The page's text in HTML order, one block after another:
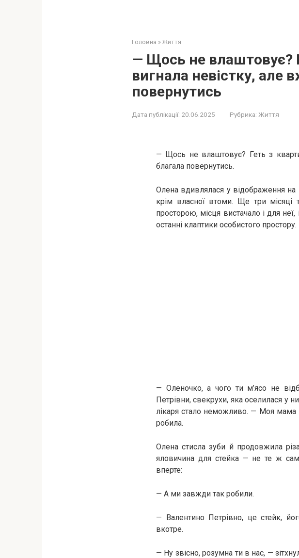
Головна » Життя
— Щось не влаштовує?
вигнала невістку, але
повернутись
Дата публікації: 20.06.2025 Рубрика: Життя
— Щось не влаштовує? Геть з
благала повернутись.
Олена вдивлялася у відображення на
крім власної втоми. Ще три місяці
просторою, місця вистачало і для
останні клаптики особистого простору.
— Оленочко, а чого ти м’ясо не
Петрівни, свекрухи, яка оселилася у
лікаря стало неможливо. — Моя мама
робила.
Олена стисла зуби й продовжила
яловичина для стейка — не те ж
вперте:
— А ми завжди так робили.
— Валентино Петрівно, це стейк,
вкотре.
— Ну звісно, розумна ти в нас, —